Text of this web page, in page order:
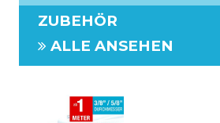
ZUBEHÖR
ALLE ANSEHEN